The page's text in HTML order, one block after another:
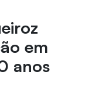
em
anos